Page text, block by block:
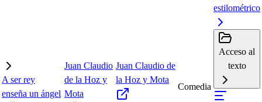
A ser rey
enseña un ángel
Juan Claudio
de la Hoz y
Mota
Juan Claudio de
la Hoz y Mota
Comedia
estilométrico
Acceso al
texto